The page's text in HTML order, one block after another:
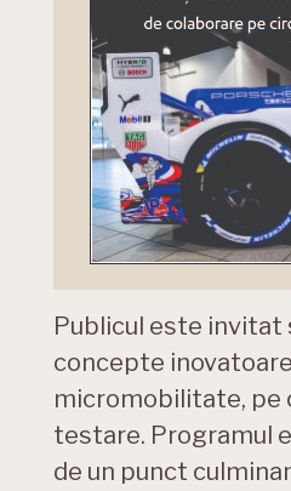
Publicul este invitat
concepte
micromobilitate, pe
testare. Programul
de un punct